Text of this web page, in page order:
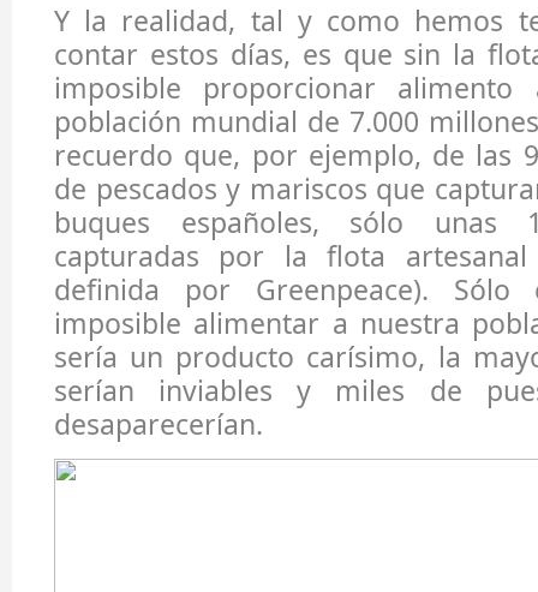
Y la realidad, tal y como hemos
contar estos días, es que sin la
imposible proporcionar
población mundial de 7.000
recuerdo que, por ejemplo, de las
de pescados y mariscos que
buques españoles, sólo unas
capturadas por la flota
definida por Greenpeace). Sólo
imposible alimentar a nuestra
sería un producto carísimo, la
serían inviables y miles de
desaparecerían.